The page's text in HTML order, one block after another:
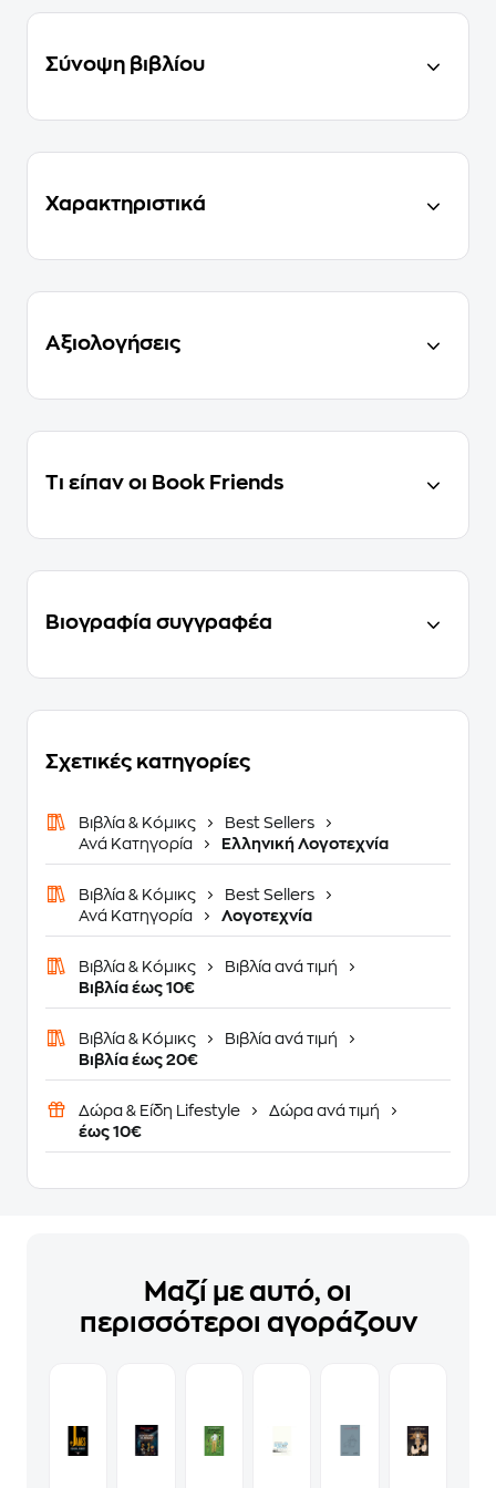
Σύνοψη βιβλίου
Χαρακτηριστικά
Αξιολογήσεις
Τι είπαν οι Book Friends
Βιογραφία συγγραφέα
Σχετικές κατηγορίες
Βιβλία & Κόμικς
Best Sellers
Ανά Κατηγορία
Ελληνική Λογοτεχνία
Βιβλία & Κόμικς
Best Sellers
Ανά Κατηγορία
Λογοτεχνία
Βιβλία & Κόμικς
Βιβλία ανά τιμή
Βιβλία έως 10€
Βιβλία & Κόμικς
Βιβλία ανά τιμή
Βιβλία έως 20€
Δώρα & Είδη Lifestyle
Δώρα ανά τιμή
έως 10€
Μαζί με αυτό, οι
περισσότεροι αγοράζουν